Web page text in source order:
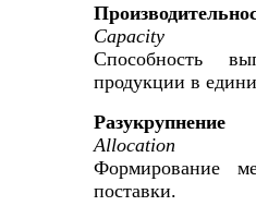
Capacity
Способность
продукции в
Разукрупнение
Allocation
Формирование
поставки.